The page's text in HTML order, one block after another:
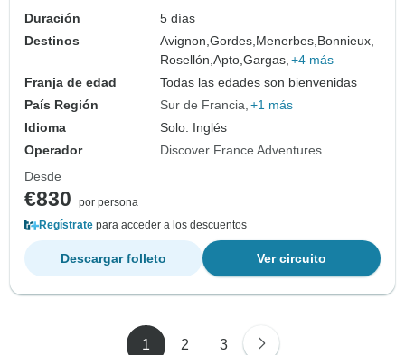
Duración
5 días
Destinos
Avignon,Gordes,Menerbes,Bonnieux,
Rosellón,Apto,Gargas, +4 más
Franja de edad
Todas las edades son bienvenidas
País Región
Sur de Francia +1 más
Idioma
Solo: Inglés
Operador
Discover France Adventures
Desde
€830
por persona
Regístrate para acceder a los descuentos
Ver circuito
Descargar folleto
1 2 3